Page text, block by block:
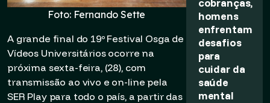
Foto: Fernando Sette
A grande final do 19º Festival Osga de
Vídeos Universitários ocorre na
próxima sexta-feira, (28), com
transmissão ao vivo e on-line pela
SER Play para todo o país, a partir das
homens
enfrentam
desafios
para
cuidar da
saúde
mental